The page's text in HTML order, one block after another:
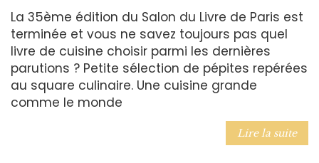
La 35ème édition du Salon du Livre de Paris est
terminée et vous ne savez toujours pas quel
livre de cuisine choisir parmi les dernières
parutions ? Petite sélection de pépites repérées
au square culinaire. Une cuisine grande
comme le monde
Lire la suite